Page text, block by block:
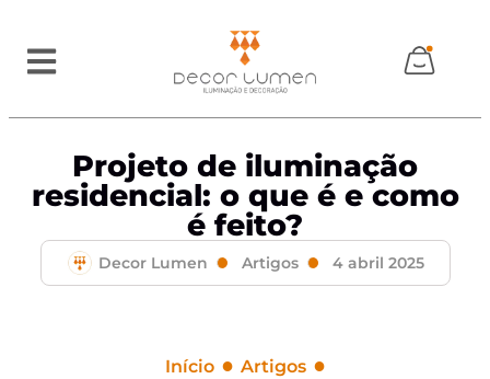
Projeto de iluminação
residencial: o que é e como
é feito?
Decor Lumen Artigos 4 abril 2025
Início● Artigos●